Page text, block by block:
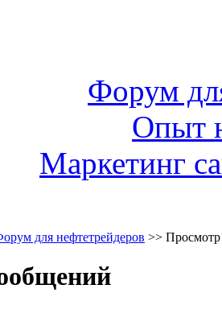
Форум
Опыт
Маркетинг
для нефтетрейдеров >>